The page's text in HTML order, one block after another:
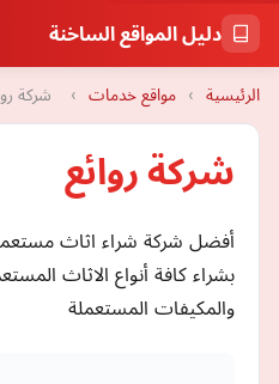
دليل المواقع الساخنة
الرئيسية › مواقع خدمات › شركة
شركة روائع
أفضل شركة شراء اثاث
بشراء كافة أنواع الاثاث
والمكيفات المستعملة